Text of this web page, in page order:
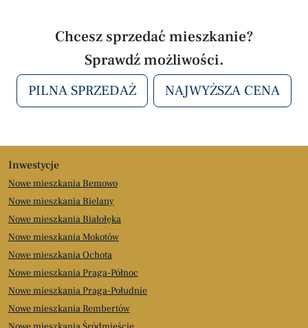
Chcesz sprzedać mieszkanie?
Sprawdź możliwości.
PILNA SPRZEDAŻ NAJWYŻSZA CENA
Inwestycje
Nowe mieszkania Bemowo
Nowe mieszkania Bielany
Nowe mieszkania Białołęka
Nowe mieszkania Mokotów
Nowe mieszkania Ochota
Nowe mieszkania Praga-Północ
Nowe mieszkania Praga-Południe
Nowe mieszkania Rembertów